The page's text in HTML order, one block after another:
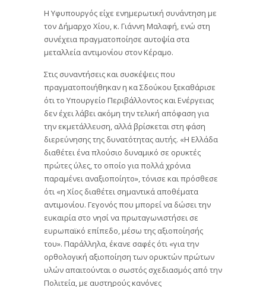
Η Υφυπουργός είχε ενημερωτική συνάντηση με
τον Δήμαρχο Χίου, κ. Γιάννη Μαλαφή, ενώ στη
συνέχεια πραγματοποίησε αυτοψία στα
μεταλλεία αντιμονίου στον Κέραμο.
Στις συναντήσεις και συσκέψεις που
πραγματοποιήθηκαν η κα Σδούκου ξεκαθάρισε
ότι το Υπουργείο Περιβάλλοντος και Ενέργειας
δεν έχει λάβει ακόμη την τελική απόφαση για
την εκμετάλλευση, αλλά βρίσκεται στη φάση
διερεύνησης της δυνατότητας αυτής. «Η Ελλάδα
διαθέτει ένα πλούσιο δυναμικό σε ορυκτές
πρώτες ύλες, το οποίο για πολλά χρόνια
παραμένει αναξιοποίητο», τόνισε και πρόσθεσε
ότι «η Χίος διαθέτει σημαντικά αποθέματα
αντιμονίου. Γεγονός που μπορεί να δώσει την
ευκαιρία στο νησί να πρωταγωνιστήσει σε
ευρωπαϊκό επίπεδο, μέσω της αξιοποίησής
του». Παράλληλα, έκανε σαφές ότι «για την
ορθολογική αξιοποίηση των ορυκτών πρώτων
υλών απαιτούνται ο σωστός σχεδιασμός από την
Πολιτεία, με αυστηρούς κανόνες